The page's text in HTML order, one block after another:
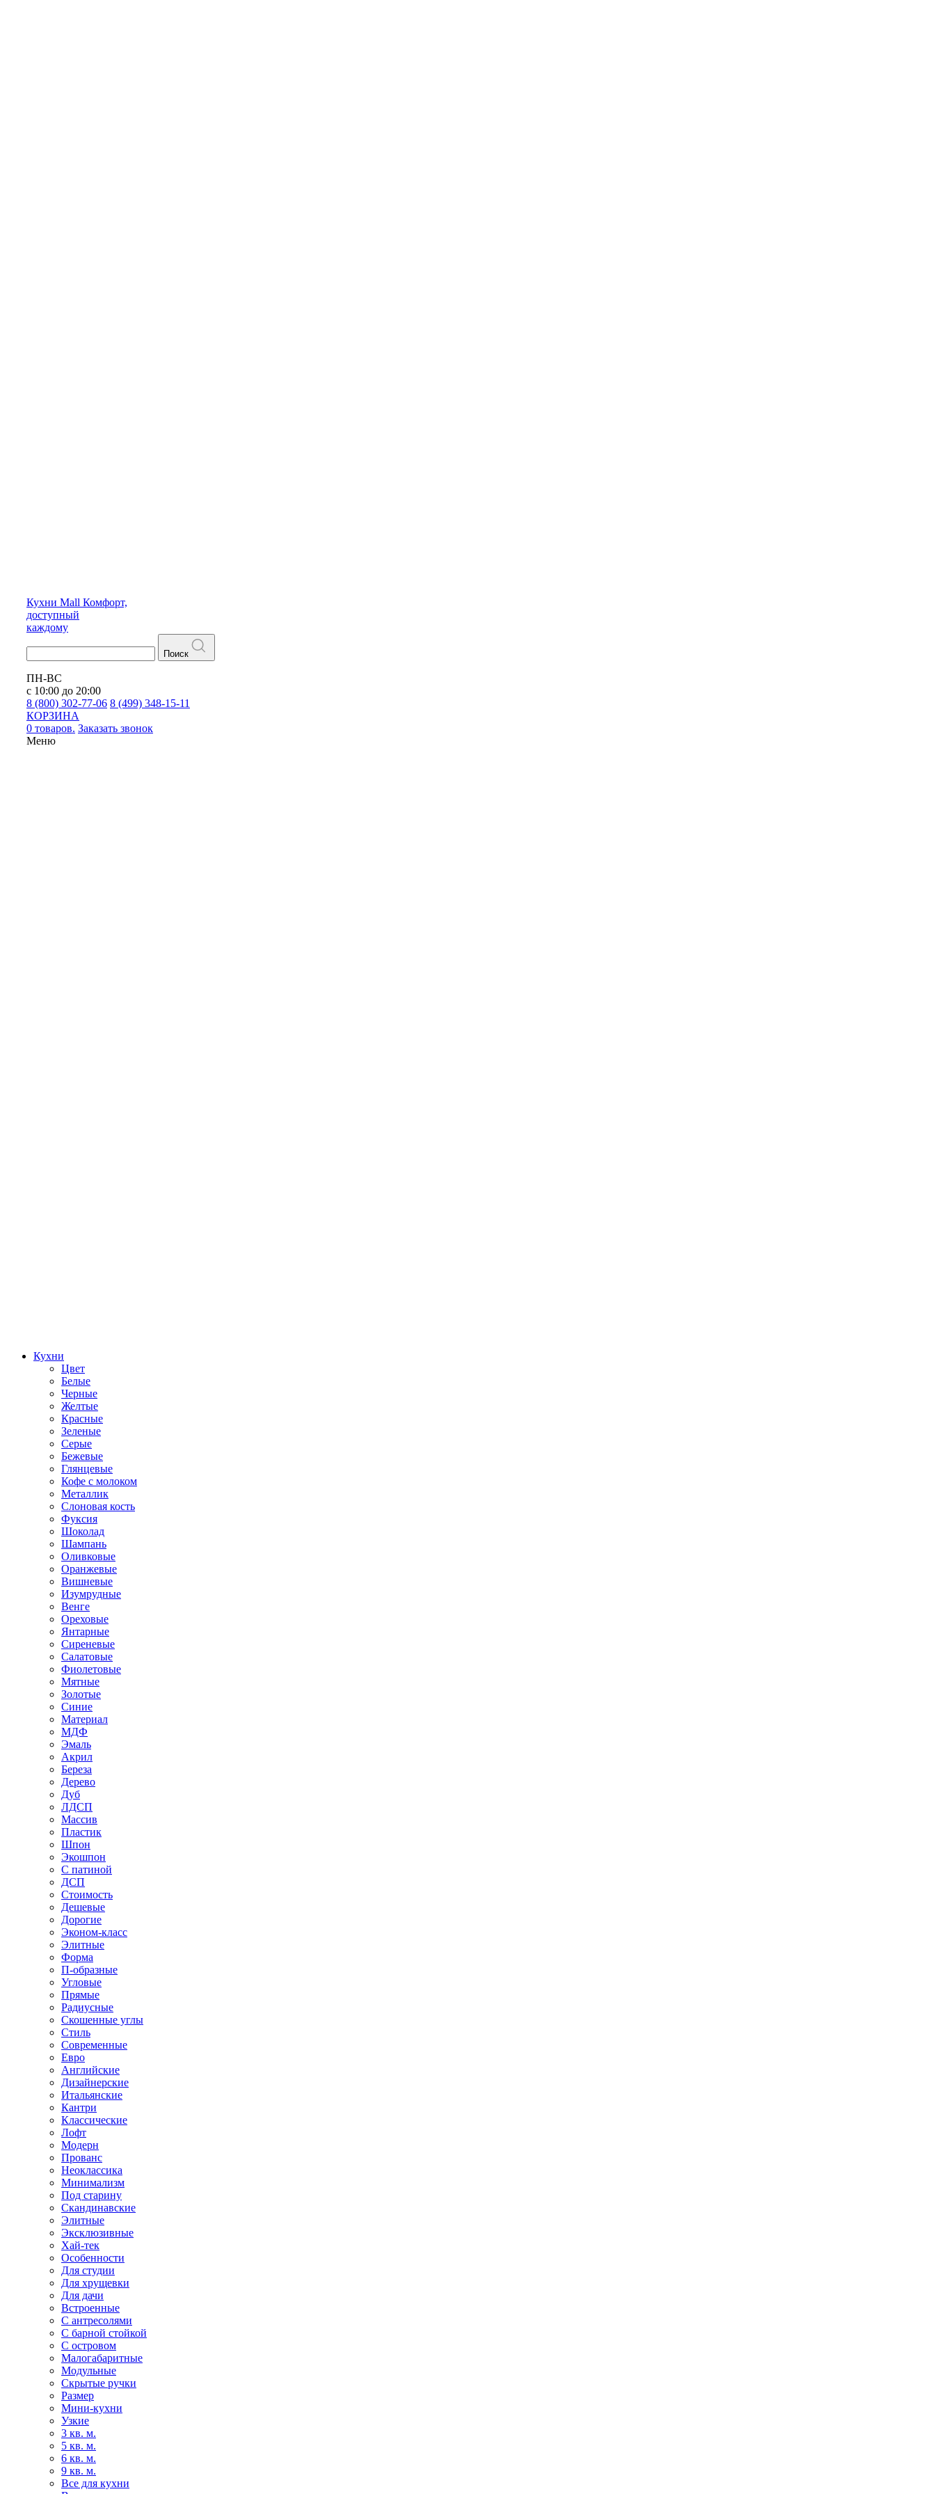
Кухни Mall Комфорт,
доступный
каждому
Поиск
ПН-ВС
с 10:00 до 20:00
8 (800) 302-77-06 8 (499) 348-15-11
КОРЗИНА
0 товаров. Заказать звонок
Меню
Кухни
Цвет
Белые
Черные
Желтые
Красные
Зеленые
Серые
Бежевые
Глянцевые
Кофе с молоком
Металлик
Слоновая кость
Фуксия
Шоколад
Шампань
Оливковые
Оранжевые
Вишневые
Изумрудные
Венге
Ореховые
Янтарные
Сиреневые
Салатовые
Фиолетовые
Мятные
Золотые
Синие
Материал
МДФ
Эмаль
Акрил
Береза
Дерево
Дуб
ЛДСП
Массив
Пластик
Шпон
Экошпон
С патиной
ДСП
Стоимость
Дешевые
Дорогие
Эконом-класс
Элитные
Форма
П-образные
Угловые
Прямые
Радиусные
Скошенные углы
Стиль
Современные
Евро
Английские
Дизайнерские
Итальянские
Кантри
Классические
Лофт
Модерн
Прованс
Неоклассика
Минимализм
Под старину
Скандинавские
Элитные
Эксклюзивные
Хай-тек
Особенности
Для студии
Для хрущевки
Для дачи
Встроенные
С антресолями
С барной стойкой
С островом
Малогабаритные
Модульные
Скрытые ручки
Размер
Мини-кухни
Узкие
3 кв. м.
5 кв. м.
6 кв. м.
9 кв. м.
Все для кухни